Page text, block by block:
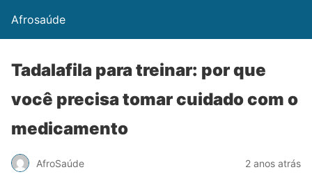
Afrosaúde
Tadalafila para treinar: por que
você precisa tomar cuidado com o
medicamento
AfroSaúde 2 anos atrás